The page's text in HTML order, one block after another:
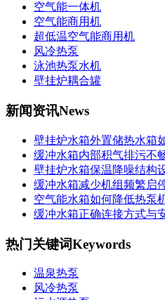
空气能一体机
空气能商用机
超低温空气能商用机
风冷热泵
泳池热泵水机
壁挂炉耦合罐
新闻资讯News
壁挂炉水箱外置储热水箱
缓冲水箱内部积气排污不
壁挂炉水箱保温降噪结构
缓冲水箱减少机组频繁启
空气能水箱如何降低热泵
缓冲水箱正确连接方式与
热门关键词Keywords
温泉热泵
风冷热泵